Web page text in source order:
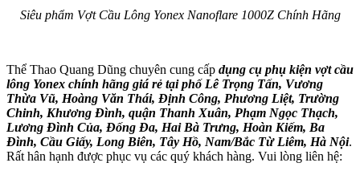
Siêu phẩm Vợt Cầu Lông Yonex Nanoflare 1000Z Chính Hãng
Thể Thao Quang Dũng chuyên cung cấp dụng cụ phụ kiện vợt cầu
lông Yonex chính hãng giá rẻ tại phố Lê Trọng Tấn, Vương
Thừa Vũ, Hoàng Văn Thái, Định Công, Phương Liệt, Trường
Chinh, Khương Đình, quận Thanh Xuân, Phạm Ngọc Thạch,
Lương Đình Của, Đống Đa, Hai Bà Trưng, Hoàn Kiếm, Ba
Đình, Cầu Giấy, Long Biên, Tây Hồ, Nam/Bắc Từ Liêm, Hà Nội.
Rất hân hạnh được phục vụ các quý khách hàng. Vui lòng liên hệ: